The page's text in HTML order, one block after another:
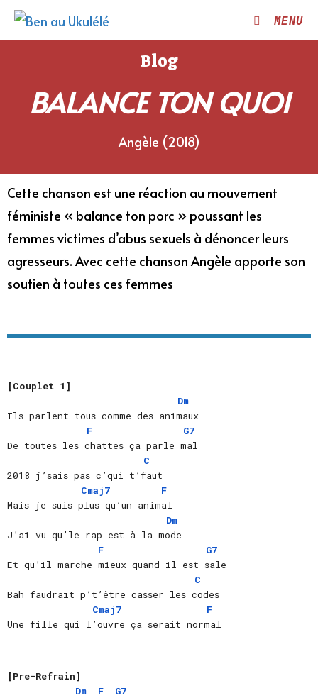
MENU
Blog
BALANCE TON QUOI
Angèle (2018)
Cette chanson est une réaction au mouvement
féministe « balance ton porc » poussant les
femmes victimes d’abus sexuels à dénoncer leurs
agresseurs. Avec cette chanson Angèle apporte son
soutien à toutes ces femmes
[Couplet 1]
Dm
Ils parlent tous comme des animaux
F
G7
De toutes les chattes ça parle mal
C
2018 j’sais pas c’qui t’faut
Cmaj7
F
Mais je suis plus qu’un animal
Dm
J’ai vu qu’le rap est à la mode
F
G7
Et qu’il marche mieux quand il est sale
C
Bah faudrait p’t’être casser les codes
Cmaj7
F
Une fille qui l’ouvre ça serait normal
[Pre-Refrain]
Dm
F
G7